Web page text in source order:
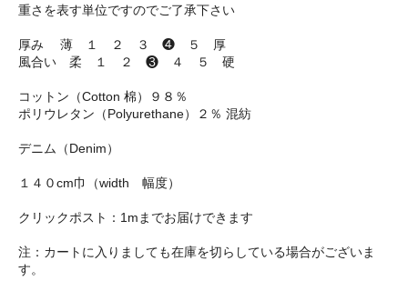
重さを表す単位ですのでご了承下さい
厚み 薄 １ ２ ３ ❹ ５ 厚
風合い 柔 １ ２ ❸ ４ ５ 硬
コットン（Cotton 棉）９８％
ポリウレタン（Polyurethane）２％ 混紡
デニム（Denim）
１４０cm巾（width 幅度）
クリックポスト：1mまでお届けできます
注：カートに入りましても在庫を切らしている場合がございま
す。